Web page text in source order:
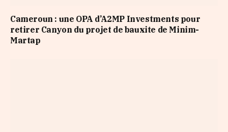
Cameroun : une OPA d’A2MP Investments pour
retirer Canyon du projet de bauxite de Minim-
Martap